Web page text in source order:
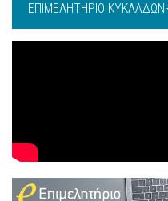
ΕΠΙΜΕΛΗΤΗΡΙΟ ΚΥΚΛΑΔΩΝ